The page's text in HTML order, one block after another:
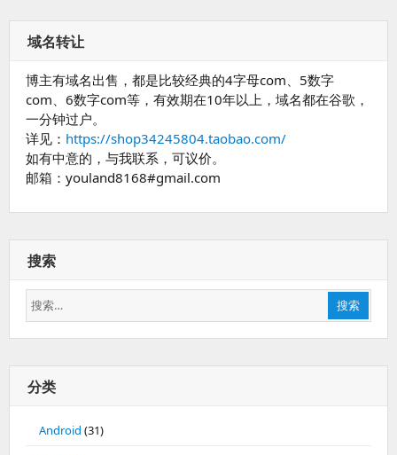
域名转让
博主有域名出售，都是比较经典的4字母com、5数字
com、6数字com等，有效期在10年以上，域名都在谷歌，
一分钟过户。
详见： https://shop34245804.taobao.com/
如有中意的，与我联系，可议价。
邮箱：youland8168#gmail.com
搜索
搜
索：
搜索
分类
Android (31)